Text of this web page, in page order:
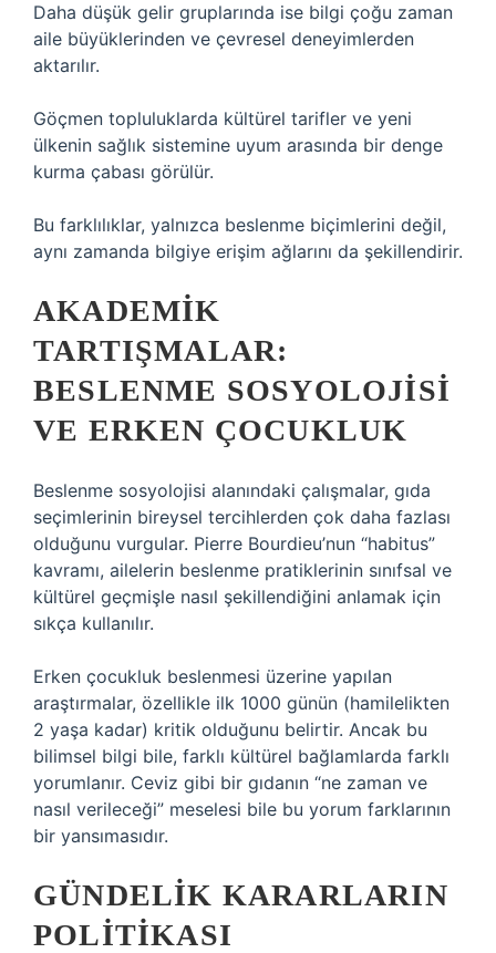
Daha düşük gelir gruplarında ise bilgi çoğu zaman
aile büyüklerinden ve çevresel deneyimlerden
aktarılır.
Göçmen topluluklarda kültürel tarifler ve yeni
ülkenin sağlık sistemine uyum arasında bir denge
kurma çabası görülür.
Bu farklılıklar, yalnızca beslenme biçimlerini değil,
aynı zamanda bilgiye erişim ağlarını da şekillendirir.
AKADEMIK
TARTIŞMALAR:
BESLENME SOSYOLOJISI
VE ERKEN ÇOCUKLUK
Beslenme sosyolojisi alanındaki çalışmalar, gıda
seçimlerinin bireysel tercihlerden çok daha fazlası
olduğunu vurgular. Pierre Bourdieu’nun “habitus”
kavramı, ailelerin beslenme pratiklerinin sınıfsal ve
kültürel geçmişle nasıl şekillendiğini anlamak için
sıkça kullanılır.
Erken çocukluk beslenmesi üzerine yapılan
araştırmalar, özellikle ilk 1000 günün (hamilelikten
2 yaşa kadar) kritik olduğunu belirtir. Ancak bu
bilimsel bilgi bile, farklı kültürel bağlamlarda farklı
yorumlanır. Ceviz gibi bir gıdanın “ne zaman ve
nasıl verileceği” meselesi bile bu yorum farklarının
bir yansımasıdır.
GÜNDELIK KARARLARIN
POLITIKASI